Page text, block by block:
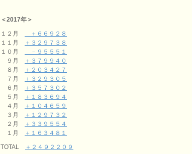
＜2017年＞
１２月
＋６６９２８
１１月
＋３２９７３８
１０月
－９５５５１
９月
＋３７９９４０
８月
＋２０３４２７
７月
＋３２９３０５
６月
＋３５７３０２
５月
＋１８３６９４
４月
＋１０４６５９
３月
＋１２９７３２
２月
＋３３９５５４
１月
＋１６３４８１
TOTAL
＋２４９２２０９